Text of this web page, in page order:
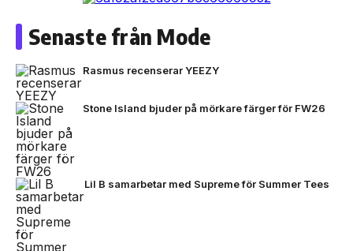
Senaste från Mode
Rasmus recenserar YEEZY
Stone Island bjuder på mörkare färger för FW26
Lil B samarbetar med Supreme för Summer Tees